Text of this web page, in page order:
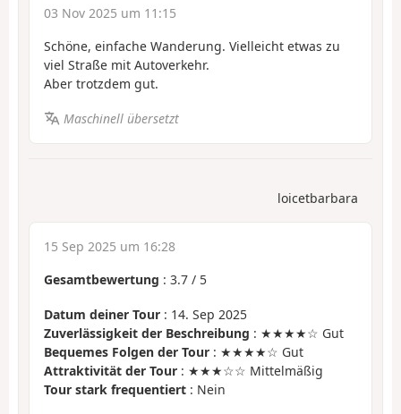
03 Nov 2025 um 11:15
Schöne, einfache Wanderung. Vielleicht etwas zu
viel Straße mit Autoverkehr.
Aber trotzdem gut.
Maschinell übersetzt
loicetbarbara
15 Sep 2025 um 16:28
Gesamtbewertung : 3.7 / 5
Datum deiner Tour : 14. Sep 2025
Zuverlässigkeit der Beschreibung : ★★★★☆ Gut
Bequemes Folgen der Tour : ★★★★☆ Gut
Attraktivität der Tour : ★★★☆☆ Mittelmäßig
Tour stark frequentiert : Nein